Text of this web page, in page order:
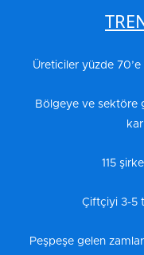
Üreticiler yüzde
Bölgeye ve sektöre
115
Çiftçiyi 3-5
Peşpeşe gelen